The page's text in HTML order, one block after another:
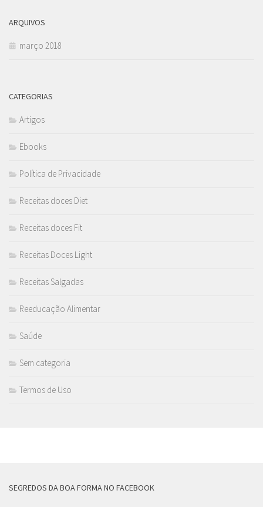
ARQUIVOS
março 2018
CATEGORIAS
Artigos
Ebooks
Política de Privacidade
Receitas doces Diet
Receitas doces Fit
Receitas Doces Light
Receitas Salgadas
Reeducação Alimentar
Saúde
Sem categoria
Termos de Uso
SEGREDOS DA BOA FORMA NO FACEBOOK